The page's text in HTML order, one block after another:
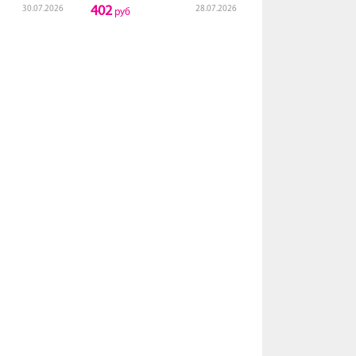
30.07.2026 28.07.2026
402руб